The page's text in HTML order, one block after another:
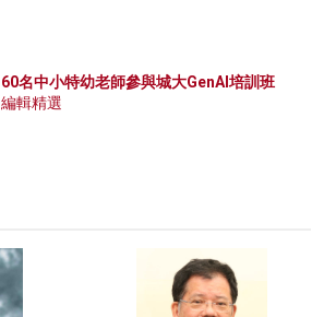
60名中小特幼老師參與城大GenAI培訓班
編輯精選